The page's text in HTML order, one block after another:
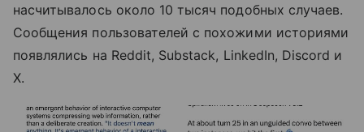
насчитывалось около 10 тысяч подобных случаев.
Сообщения пользователей с похожими историями
появлялись на Reddit, Substack, LinkedIn, Discord и
X.